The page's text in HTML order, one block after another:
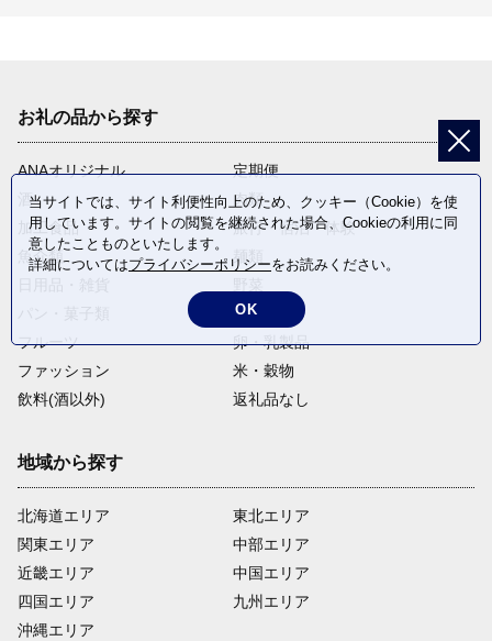
お礼の品から探す
ANAオリジナル
定期便
酒
肉類
加工食品
旅行・宿泊・体験
魚介類
麺類
電化製品
フルーツ
卵・乳製品
ファッション
米・穀物
飲料(酒以外)
返礼品なし
地域から探す
北海道エリア
関東エリア
近畿エリア
四国エリア
沖縄エリア
東北エリア
中部エリア
中国エリア
九州エリア
当サイトでは、サイト利便性向上のため、クッキー（Cookie）を使
用しています。サイトの閲覧を継続された場合、Cookieの利用に同
意したことものといたします。
詳細についてはプライバシーポリシーをお読みください。
OK